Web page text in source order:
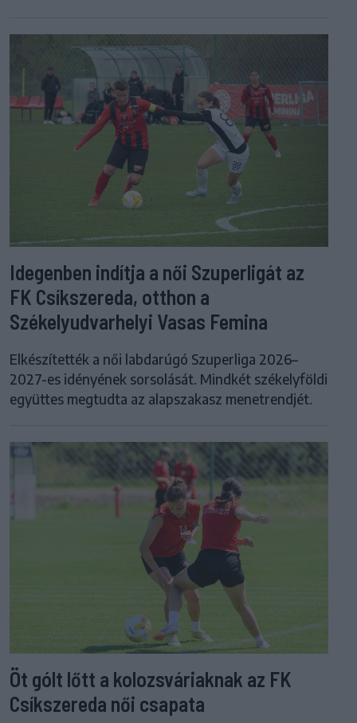
Idegenben indítja a női Szuperligát az
FK Csíkszereda, otthon a
Székelyudvarhelyi Vasas Femina
Elkészítették a női labdarúgó Szuperliga 2026–
2027-es idényének sorsolását. Mindkét székelyföldi
együttes megtudta az alapszakasz menetrendjét.
Öt gólt lőtt a kolozsváriaknak az FK
Csíkszereda női csapata